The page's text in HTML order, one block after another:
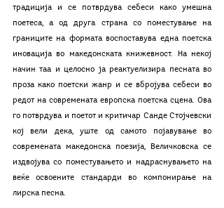
традиција и се потврдува себеси како умешна
поетеса, а од друга страна со поместување на
границите на формата воспоставува една поетска
иновација во македонската книжевност. На некој
начин таа и целосно ја реактуелизира песната во
проза како поетски жанр и се вбројува себеси во
редот на современата европска поетска сцена. Ова
го потврдува и поетот и критичар Санде Стојчевски
кој вели дека, уште од самото појавување во
современата македонска поезија, Величковска се
издвојува со поместувањето и надраснувањето на
веќе освоените стандарди во компонирање на
лирска песна.